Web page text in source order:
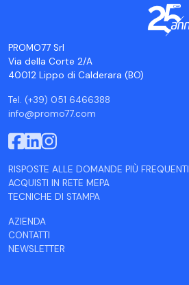
PROMO77 Srl
Via della Corte 2/A
40012 Lippo di Calderara (BO)
Tel. (+39) 051 6466388
info@promo77.com
RISPOSTE ALLE DOMANDE PIÙ FREQUENTI
ACQUISTI IN RETE MEPA
TECNICHE DI STAMPA
AZIENDA
CONTATTI
NEWSLETTER